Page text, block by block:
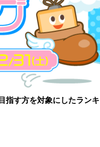
指す方を対象にしたランキ